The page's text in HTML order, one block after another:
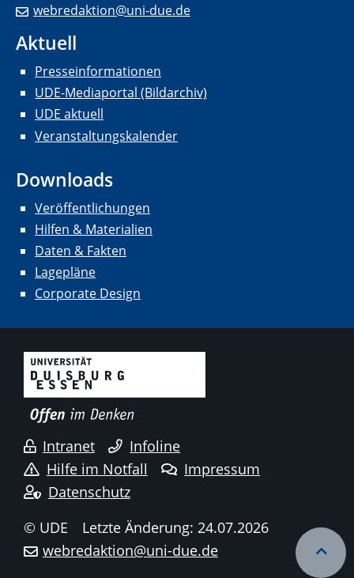
webredaktion@uni-due.de
Aktuell
Presseinformationen
UDE-Mediaportal (Bildarchiv)
UDE aktuell
Veranstaltungskalender
Downloads
Veröffentlichungen
Hilfen & Materialien
Daten & Fakten
Lagepläne
Corporate Design
Intranet
Infoline
Hilfe im Notfall
Impressum
Datenschutz
© UDE
Letzte Änderung: 24.07.2026
webredaktion@uni-due.de